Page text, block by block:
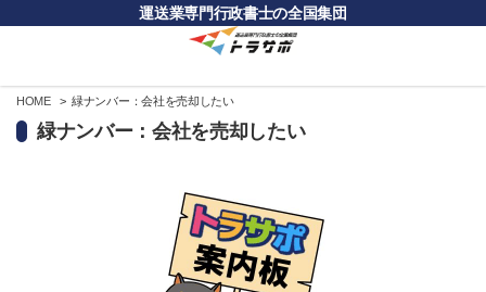
運送業専門行政書士の全国集団
HOME 緑ナンバー：会社を売却したい
緑ナンバー：会社を売却したい